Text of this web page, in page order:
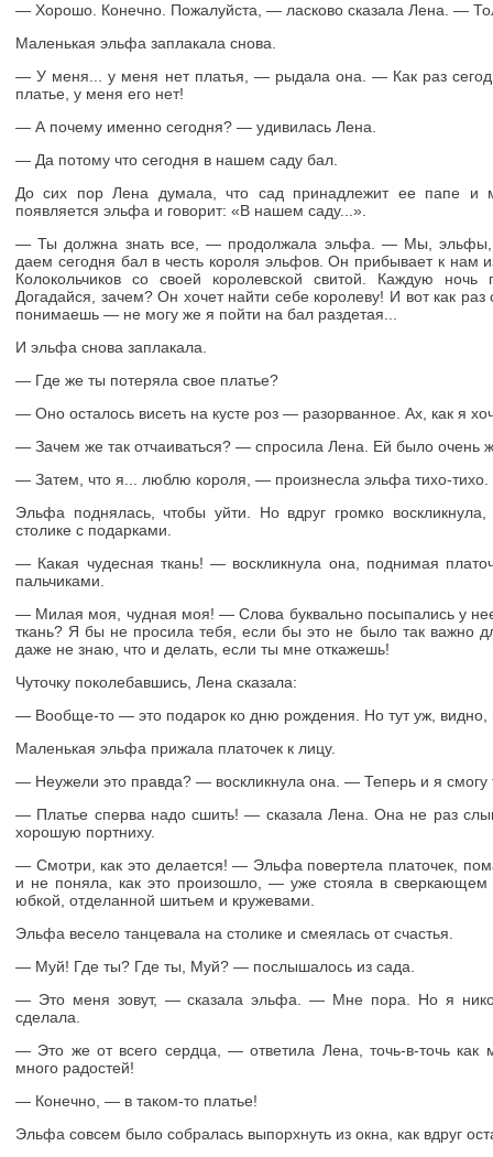
— Хорошо. Конечно. Пожалуйста, — ласково сказала Лена. —
Маленькая эльфа заплакала снова.
— У меня... у меня нет платья, — рыдала она. — Как раз
платье, у меня его нет!
— А почему именно сегодня? — удивилась Лена.
— Да потому что сегодня в нашем саду бал.
До сих пор Лена думала, что сад принадлежит ее папе
появляется эльфа и говорит: «В нашем саду...».
— Ты должна знать все, — продолжала эльфа. — Мы, эльфы,
даем сегодня бал в честь короля эльфов. Он прибывает к нам
Колокольчиков со своей королевской свитой. Каждую
Догадайся, зачем? Он хочет найти себе королеву! И вот как
понимаешь — не могу же я пойти на бал раздетая...
И эльфа снова заплакала.
— Где же ты потеряла свое платье?
— Оно осталось висеть на кусте роз — разорванное. Ах, как я
— Зачем же так отчаиваться? — спросила Лена. Ей было очень
— Затем, что я... люблю короля, — произнесла эльфа тихо-
Эльфа поднялась, чтобы уйти. Но вдруг громко
столике с подарками.
— Какая чудесная ткань! — воскликнула она, поднимая
пальчиками.
— Милая моя, чудная моя! — Слова буквально посыпались у
ткань? Я бы не просила тебя, если бы это не было так
даже не знаю, что и делать, если ты мне откажешь!
Чуточку поколебавшись, Лена сказала:
— Вообще-то — это подарок ко дню рождения. Но тут уж, видно,
Маленькая эльфа прижала платочек к лицу.
— Неужели это правда? — воскликнула она. — Теперь и я смогу
— Платье сперва надо сшить! — сказала Лена. Она не раз
хорошую портниху.
— Смотри, как это делается! — Эльфа повертела платочек,
и не поняла, как это произошло, — уже стояла в
юбкой, отделанной шитьем и кружевами.
Эльфа весело танцевала на столике и смеялась от счастья.
— Муй! Где ты? Где ты, Myй? — послышалось из сада.
— Это меня зовут, — сказала эльфа. — Мне пора. Но я
сделала.
— Это же от всего сердца, — ответила Лена, точь-в-точь
много радостей!
— Конечно, — в таком-то платье!
Эльфа совсем было собралась выпорхнуть из окна, как вдруг